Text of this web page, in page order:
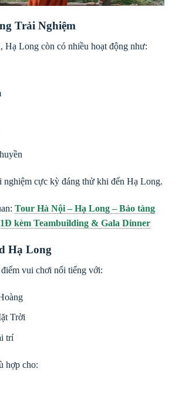
Trải Nghiệm
Hạ Long còn có nhiều hoạt động như:
cực kỳ đáng thử khi đến Hạ Long.
Tour Hà Nội – Hạ Long – Bảo tàng
kèm Teambuilding & Gala Dinner
Hạ Long
vui chơi nổi tiếng với:
Trời
trí
hợp cho: